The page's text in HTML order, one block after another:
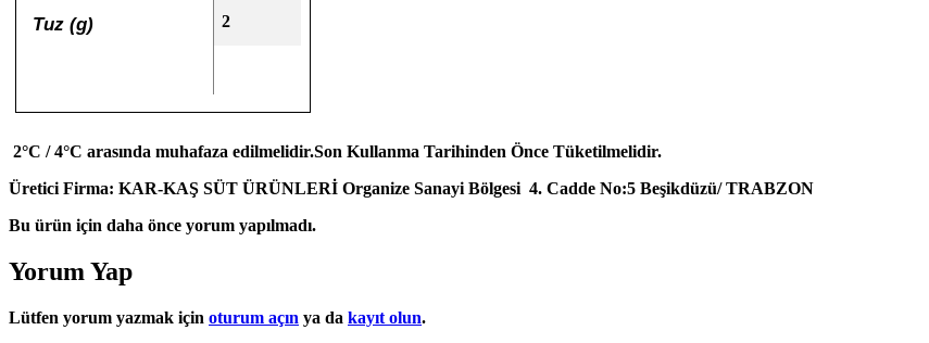
Tuz (g) 2
2°C / 4°C arasında muhafaza edilmelidir.Son Kullanma Tarihinden Önce Tüketilmelidir.
Üretici Firma: KAR-KAŞ SÜT ÜRÜNLERİ Organize Sanayi Bölgesi 4. Cadde No:5 Beşikdüzü/ TRABZON
Bu ürün için daha önce yorum yapılmadı.
Yorum Yap
Lütfen yorum yazmak için oturum açın ya da kayıt olun.